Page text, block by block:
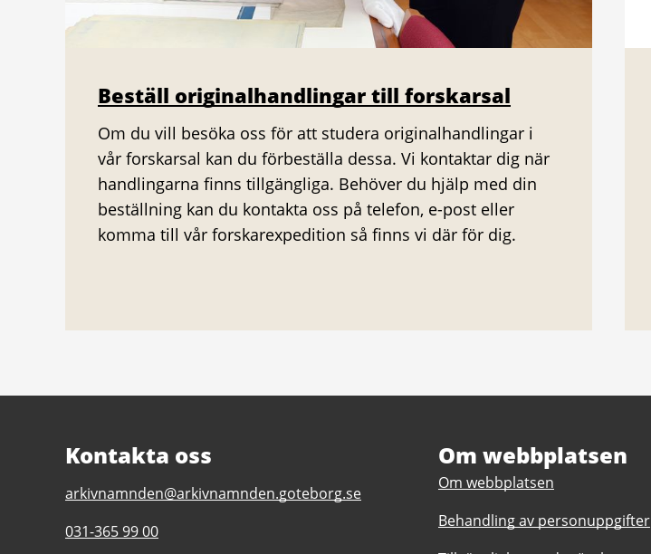
Beställ originalhandlingar till forskarsal
Om du vill besöka oss för att studera originalhandlingar i
vår forskarsal kan du förbeställa dessa. Vi kontaktar dig när
handlingarna finns tillgängliga. Behöver du hjälp med din
beställning kan du kontakta oss på telefon, e-post eller
komma till vår forskarexpedition så finns vi där för dig.
Kontakta oss
E-
till
arkivnamnden@arkivnamnden.goteborg.se
Telefonnummer
031-365 99 00
Om webbplatsen
Om webbplatsen
Behandling av personuppgifter